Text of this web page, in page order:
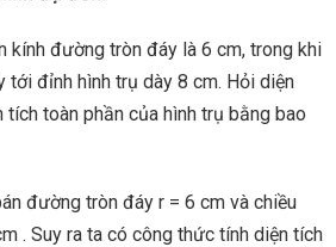
kính đường tròn đáy là 6 cm, trong khi
tới đỉnh hình trụ dày 8 cm. Hỏi diện
tích toàn phần của hình trụ bằng bao
đường tròn đáy r = 6 cm và chiều
. Suy ra ta có công thức tính diện tích